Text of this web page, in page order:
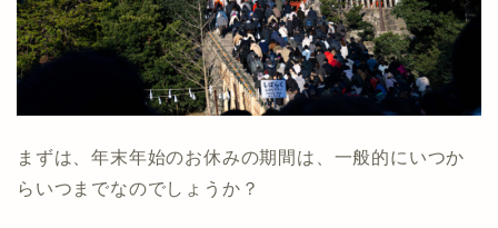
まずは、年末年始のお休みの期間は、一般的にいつか
らいつまでなのでしょうか？